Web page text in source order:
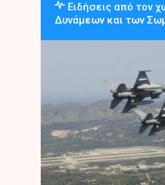
Ειδήσεις από τον
Δυνάμεων και των